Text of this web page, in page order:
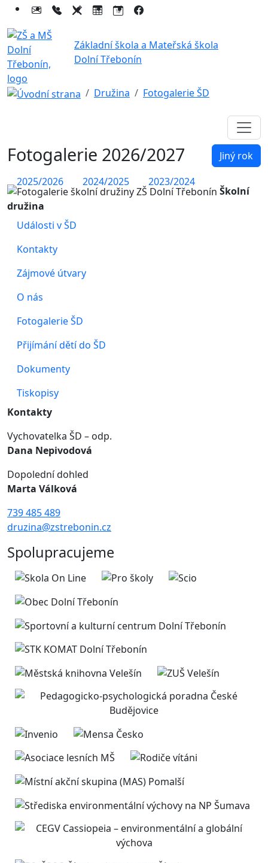
Základní škola a Mateřská škola
Dolní Třebonín
Družina Fotogalerie ŠD
Fotogalerie 2026/2027
Jiný rok
2025/2026
2024/2025 2023/2024
Školní
družina
Události v ŠD
Kontakty
Zájmové útvary
O nás
Fotogalerie ŠD
Přijímání dětí do ŠD
Dokumenty
Tiskopisy
Kontakty
Vychovatelka ŠD – odp.
Dana Nepivodová
Dopolední dohled
Marta Válková
739 485 489
druzina@zstrebonin.cz
Spolupracujeme